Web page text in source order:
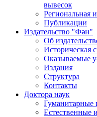
вывесок
Региональная
Публикации
Издательство "Фән"
Об
Историческая
Оказываемые
Издания
Структура
Контакты
Доктора наук
Гуманитарные
Естественные